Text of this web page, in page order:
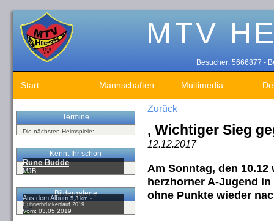
Besucher: 5666877 -
Start Mannschaften Multimedia
Termine
Die nächsten Heimspiele:
Kennt Ihr schon
Rune Budde
MJB
Bildergalerie
Aus dem Album5,3 km -
Hühnerbrückenlauf 2019
Vom: 03.05.2019
Zurück
, Wichtiger Sieg
12.12.2017
Am Sonntag, den
herzhorner A-Jugend
ohne Punkte wieder